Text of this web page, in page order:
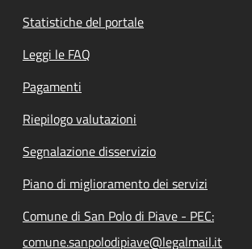
Statistiche del portale
Leggi le FAQ
Pagamenti
Riepilogo valutazioni
Segnalazione disservizio
Piano di miglioramento dei servizi
Comune di San Polo di Piave - PEC:
comune.sanpolodipiave@legalmail.it